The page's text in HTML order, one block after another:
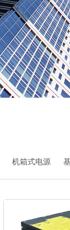
机箱式电源